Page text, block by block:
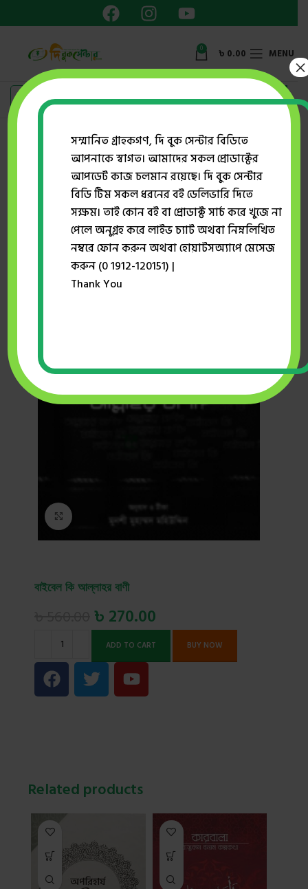
0 ৳ 0.00 MENU
মাকতাবাতুল হাসান বাইবেল কি আল্লাহর বাণী
Click to enlarge
বাইবেল কি আল্লাহর বাণী
৳ 270.00
ADD TO CART BUY NOW
Related products
সম্মানিত গ্রাহকগণ, দি বুক সেন্টার বিডিতে
আপনাকে স্বাগত। আমাদের সকল প্রোডাক্টের
আপডেট কাজ চলমান রয়েছে। দি বুক সেন্টার
বিডি টিম সকল ধরনের বই ডেলিভারি দিতে
সক্ষম। তাই কোন বই বা প্রোডাক্ট সার্চ করে খুজে না
পেলে অনুগ্রহ করে লাইভ চ্যাট অথবা নিম্নলিখিত
নম্বরে ফোন করুন অথবা হোয়াটসঅ্যাপে মেসেজ
করুন (0 1912-120151) |
Thank You
×